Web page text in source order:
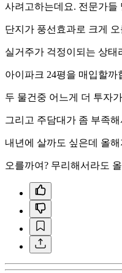
사려고하는데요. 전문가들
단지가 풍선효과로 크게
실거주가 걱정이되는 상태
아이파크 24평을 매입할까
두 물건중 어느게 더 투자
그리고 주담대가 좀 부족
내년에 살까도 싶은데 올
오를까여? 무리해서라도